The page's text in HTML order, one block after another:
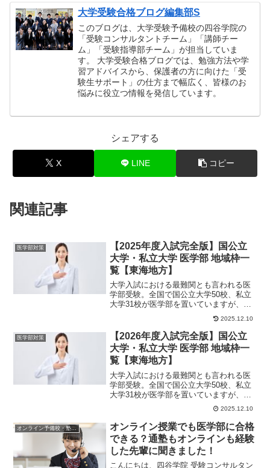
大学受験合格ブログ編集部S
このブログは、大学受験予備校の四谷学院の
「受験コンサルタントチーム」「講師チー
ム」「受験指導部チーム」が担当していま
す。 大学受験合格ブログでは、勉強方法や学
習アドバイスから、保護者の方に向けた「受
験生サポート」の仕方まで幅広く、皆様のお
悩みに役立つ情報を発信しています。
シェアする
X LINE コピー
関連記事
医学部対策
【2025年度入試完全版】国公立
大学・私立大学 医学部 地域枠一
覧【東海地方】
大学入試における最難関とも言われる医
学部受験。全国で国公立大学50校、私立
大学31校が医学部を置いていますが、い
ずれの大学も入ることは簡単ではありま
2025.12.10
医学部対策
【2026年度入試完全版】国公立
大学・私立大学 医学部 地域枠一
覧【東海地方】
大学入試における最難関とも言われる医
学部受験。全国で国公立大学50校、私立
大学31校が医学部を置いていますが、い
ずれの大学も入ることは簡単ではありま
2025.12.10
オンライン予備校・塾の活用法
オンライン授業でも医学部に合格
できる？通塾もオンラインも経験
した先輩に聞きました！
こんにちは、四谷学院 受験コンサルタン